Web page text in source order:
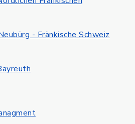
- Fränkische Schweiz